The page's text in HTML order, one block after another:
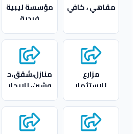
مقاهي ، كافي
مؤسسة ليبية
فردية
مزارع
للاستثمار
والايجار
منازل،شقق،ح
وشين، للايجار